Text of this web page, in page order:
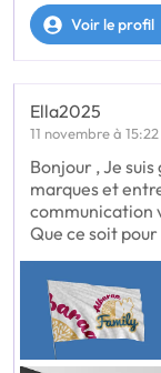
Voir le profil
Ella2025
11 novembre à 15:22
Bonjour , Je
marques et
communication
Que ce soit